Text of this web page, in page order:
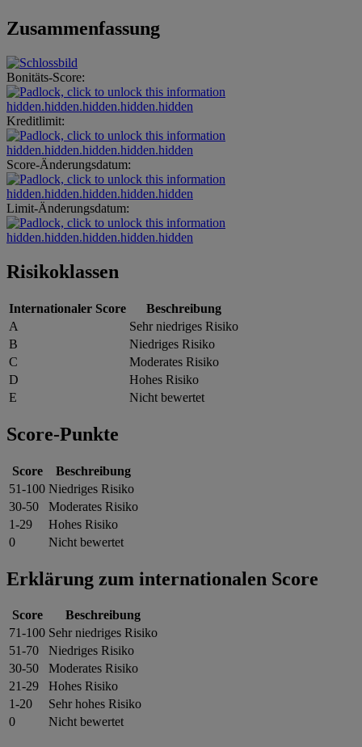
Zusammenfassung
Bonitäts-Score:
hidden.hidden.hidden.hidden.hidden
Kreditlimit:
hidden.hidden.hidden.hidden.hidden
Score-Änderungsdatum:
hidden.hidden.hidden.hidden.hidden
Limit-Änderungsdatum:
hidden.hidden.hidden.hidden.hidden
Risikoklassen
Internationaler Score
Beschreibung
A
Sehr niedriges Risiko
B
Niedriges Risiko
C
Moderates Risiko
D
Hohes Risiko
E
Nicht bewertet
Score-Punkte
Score
Beschreibung
51-100 Niedriges Risiko
30-50
Moderates Risiko
1-29
Hohes Risiko
0
Nicht bewertet
Erklärung zum internationalen Score
Score
Beschreibung
71-100 Sehr niedriges Risiko
51-70
Niedriges Risiko
30-50
Moderates Risiko
21-29
Hohes Risiko
1-20
Sehr hohes Risiko
0
Nicht bewertet